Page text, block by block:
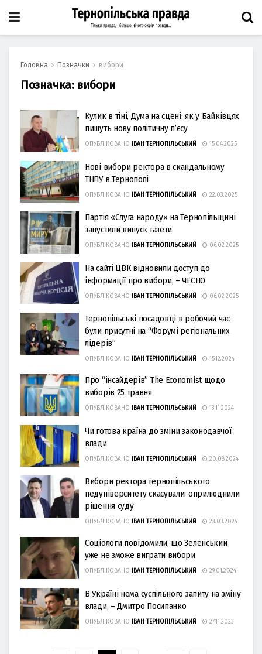
Головна Позначки вибори
Позначка: вибори
Кулик в тіні, Дума на сцені: як у Байківцях
пишуть нову політичну п’єсу
ОПУБЛІКОВАНО ІВАН ТЕРНОПІЛЬСЬКИЙ 15.04.2025
Нові вибори ректора в скандальному
ТНПУ в Тернополі
ОПУБЛІКОВАНО ІВАН ТЕРНОПІЛЬСЬКИЙ 22.03.2025
Партія «Слуга народу» на Тернопільщині
запустили випуск газети
ОПУБЛІКОВАНО ІВАН ТЕРНОПІЛЬСЬКИЙ 06.02.2025
На сайті ЦВК відновили доступ до
інформації про вибори, – ЧЕСНО
ОПУБЛІКОВАНО ІВАН ТЕРНОПІЛЬСЬКИЙ 06.02.2025
Тернопільські посадовці в робочий час
були присутні на “Форумі регіональних
лідерів”
ОПУБЛІКОВАНО ІВАН ТЕРНОПІЛЬСЬКИЙ 15.12.2024
Про “інсайдерів” The Economist щодо
виборів 25 травня
ОПУБЛІКОВАНО ІВАН ТЕРНОПІЛЬСЬКИЙ 13.11.2024
Чи готова країна до зміни законодавчої
влади
ОПУБЛІКОВАНО ІВАН ТЕРНОПІЛЬСЬКИЙ 20.08.2024
Вибори ректора тернопільського
педуніверситету скасували: оприлюднили
рішення суду
ОПУБЛІКОВАНО ІВАН ТЕРНОПІЛЬСЬКИЙ 23.03.2024
Соціологи повідомили, що Зеленський
уже не зможе виграти вибори
ОПУБЛІКОВАНО ІВАН ТЕРНОПІЛЬСЬКИЙ 29.01.2024
В Україні нема суспільного запиту на зміну
влади, – Дмитро Посипанко
ОПУБЛІКОВАНО ІВАН ТЕРНОПІЛЬСЬКИЙ 27.11.2023